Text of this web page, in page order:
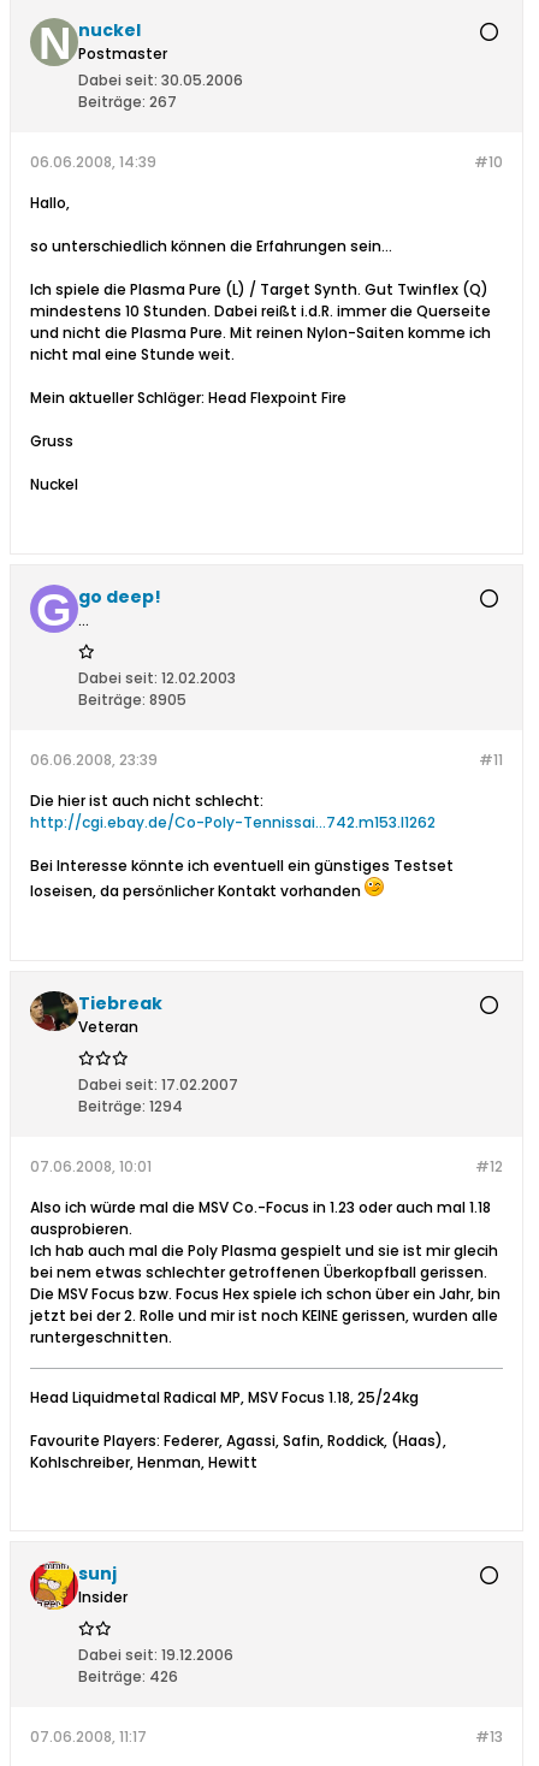
nuckel
Postmaster
Dabei seit: 30.05.2006
Beiträge: 267
#10
06.06.2008, 14:39
Hallo,
so unterschiedlich können die Erfahrungen sein...
Ich spiele die Plasma Pure (L) / Target Synth. Gut Twinflex (Q)
mindestens 10 Stunden. Dabei reißt i.d.R. immer die Querseite
und nicht die Plasma Pure. Mit reinen Nylon-Saiten komme ich
nicht mal eine Stunde weit.
Mein aktueller Schläger: Head Flexpoint Fire
Gruss
Nuckel
go deep!
...
Dabei seit: 12.02.2003
Beiträge: 8905
#11
06.06.2008, 23:39
Die hier ist auch nicht schlecht:
http://cgi.ebay.de/Co-Poly-Tennissai...742.m153.l1262
Bei Interesse könnte ich eventuell ein günstiges Testset
loseisen, da persönlicher Kontakt vorhanden
Tiebreak
Veteran
Dabei seit: 17.02.2007
Beiträge: 1294
#12
07.06.2008, 10:01
Also ich würde mal die MSV Co.-Focus in 1.23 oder auch mal 1.18
ausprobieren.
Ich hab auch mal die Poly Plasma gespielt und sie ist mir glecih
bei nem etwas schlechter getroffenen Überkopfball gerissen.
Die MSV Focus bzw. Focus Hex spiele ich schon über ein Jahr, bin
jetzt bei der 2. Rolle und mir ist noch KEINE gerissen, wurden alle
runtergeschnitten.
Head Liquidmetal Radical MP, MSV Focus 1.18, 25/24kg
Favourite Players: Federer, Agassi, Safin, Roddick, (Haas),
Kohlschreiber, Henman, Hewitt
sunj
Insider
Dabei seit: 19.12.2006
Beiträge: 426
#13
07.06.2008, 11:17